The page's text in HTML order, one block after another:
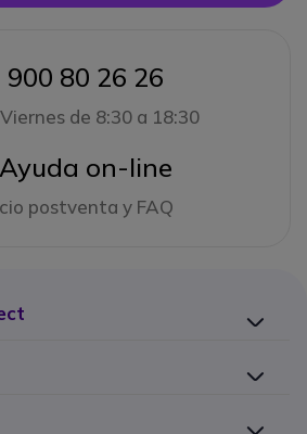
icon
900 80 26 26
de 8:30 a 18:30
icon
Ayuda on-line
postventa y FAQ